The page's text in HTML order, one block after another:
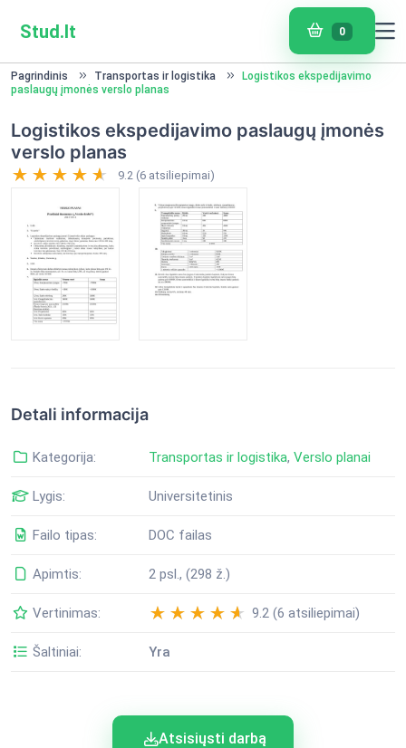
Stud.lt 0
Pagrindinis Transportas ir logistika
Logistikos ekspedijavimo
paslaugų įmonės verslo planas
Logistikos ekspedijavimo paslaugų įmonės
verslo planas
9.2 (6 atsiliepimai)
Detali informacija
Kategorija: Transportas ir logistika, Verslo planai
Lygis: Universitetinis
Failo tipas: DOC failas
Apimtis: 2 psl., (298 ž.)
Vertinimas: 9.2 (6 atsiliepimai)
Šaltiniai: Yra
Atsisiųsti darbą